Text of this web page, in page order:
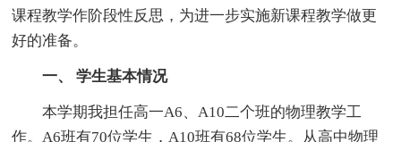
课程教学作阶段性反思，为进一步实施新课程教学做更
好的准备。
一、 学生基本情况
本学期我担任高一A6、A10二个班的物理教学工
作。A6班有70位学生，A10班有68位学生。从高中物理